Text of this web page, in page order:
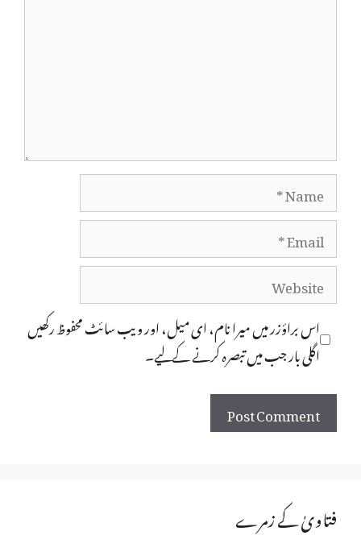
Name
Email
Website
اس براؤزر میں میرا نام، ای میل، اور ویب سائٹ محفوظ رکھیں
اگلی بار جب میں تبصرہ کرنے کےلیے۔
فتاویٰ کے زمرے